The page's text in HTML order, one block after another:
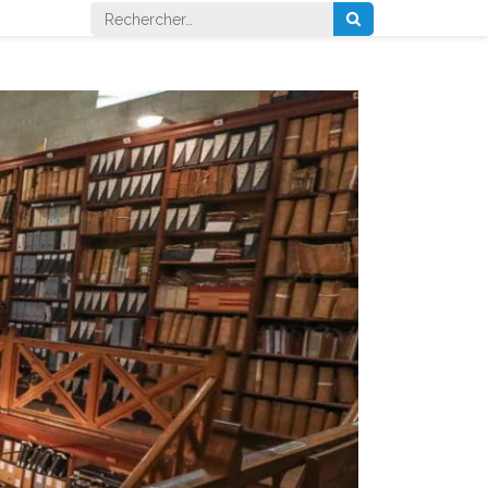
Rechercher :